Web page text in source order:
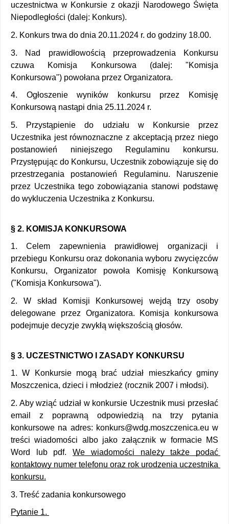
uczestnictwa w Konkursie z okazji Narodowego Święta
Niepodległości (dalej: Konkurs).
2. Konkurs trwa do dnia 20.11.2024 r. do godziny 18.00.
3. Nad prawidłowością przeprowadzenia Konkursu
czuwa Komisja Konkursowa (dalej: "Komisja
Konkursowa") powołana przez Organizatora.
4. Ogłoszenie wyników konkursu przez Komisję
Konkursową nastąpi dnia 25.11.2024 r.
5. Przystąpienie do udziału w Konkursie przez
Uczestnika jest równoznaczne z akceptacją przez niego
postanowień niniejszego Regulaminu konkursu.
Przystępując do Konkursu, Uczestnik zobowiązuje się do
przestrzegania postanowień Regulaminu. Naruszenie
przez Uczestnika tego zobowiązania stanowi podstawę
do wykluczenia Uczestnika z Konkursu.
§ 2. KOMISJA KONKURSOWA
1. Celem zapewnienia prawidłowej organizacji i
przebiegu Konkursu oraz dokonania wyboru zwycięzców
Konkursu, Organizator powoła Komisję Konkursową
("Komisja Konkursowa").
2. W skład Komisji Konkursowej wejdą trzy osoby
delegowane przez Organizatora. Komisja konkursowa
podejmuje decyzje zwykłą większością głosów.
§ 3. UCZESTNICTWO I ZASADY KONKURSU
1. W Konkursie mogą brać udział mieszkańcy gminy
Moszczenica, dzieci i młodzież (rocznik 2007 i młodsi).
2. Aby wziąć udział w konkursie Uczestnik musi przesłać
email z poprawną odpowiedzią na trzy pytania
konkursowe na adres: konkurs@wdg.moszczenica.eu w
treści wiadomości albo jako załącznik w formacie MS
Word lub pdf. We wiadomości należy także podać
kontaktowy numer telefonu oraz rok urodzenia uczestnika
konkursu.
3. Treść zadania konkursowego
Pytanie 1.